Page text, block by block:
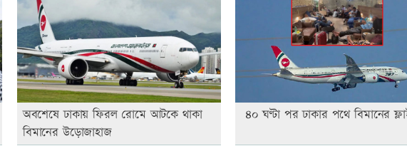
অবশেষে ঢাকায় ফিরল রোমে আটকে থাকা
বিমানের উড়োজাহাজ
৪০ ঘণ্টা পর ঢাকার পথে বিমানের